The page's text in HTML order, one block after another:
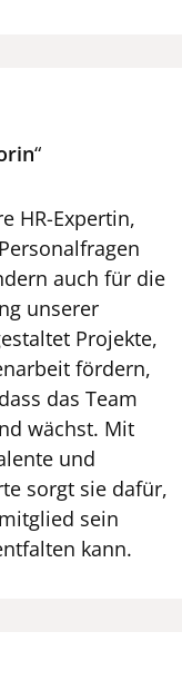
“
HR-Expertin,
auch für die
unserer
Projekte,
fördern,
das Team
wächst. Mit
und
sorgt sie dafür,
sein
kann.